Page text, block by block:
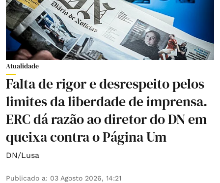
Atualidade
Falta de rigor e desrespeito pelos
limites da liberdade de imprensa.
ERC dá razão ao diretor do DN em
queixa contra o Página Um
DN/Lusa
Publicado a: 03 Agosto 2026, 14:21